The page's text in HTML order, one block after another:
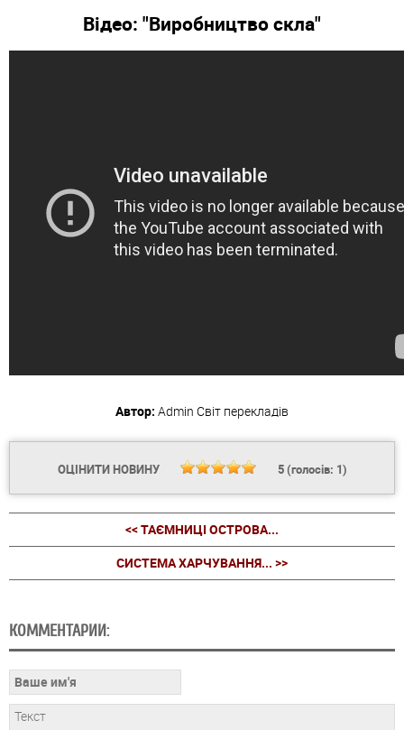
Відео: "Виробництво скла"
Автор: Admin Світ перекладів
ОЦІНИТИ НОВИНУ 5(голосів: 1)
<< ТАЄМНИЦІ ОСТРОВА...
СИСТЕМА ХАРЧУВАННЯ... >>
КОММЕНТАРИИ: